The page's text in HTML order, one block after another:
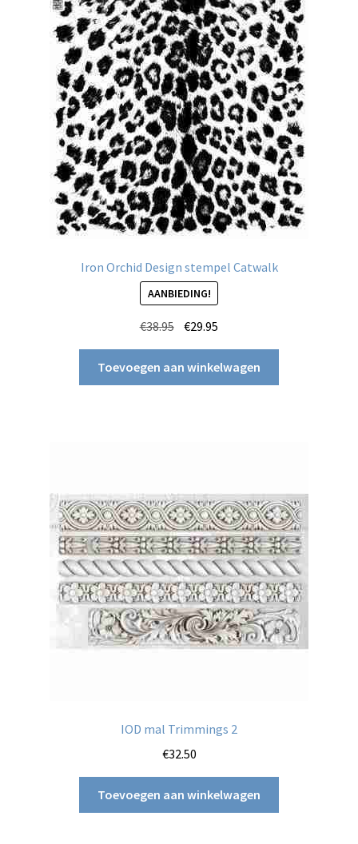
Iron Orchid Design stempel Catwalk
AANBIEDING!
€38.95 Oorspronkelijke
was:
€38.95.
€29.95
is:
€29.95.
Toevoegen aan winkelwagen
IOD mal Trimmings 2
€32.50
Toevoegen aan winkelwagen